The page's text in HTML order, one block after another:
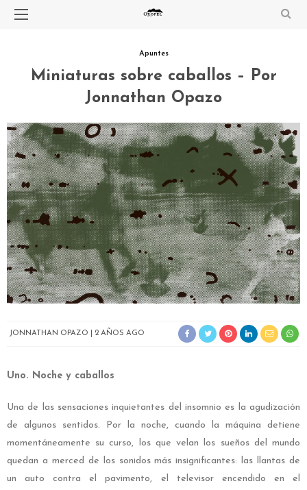
Apuntes
Miniaturas sobre caballos – Por
Jonnathan Opazo
JONNATHAN OPAZO 2 AÑOS AGO
Uno. Noche y caballos
Una de las sensaciones inquietantes del insomnio es la agudización
de algunos sentidos. Por la noche, cuando la máquina detiene
momentáneamente su curso, los que velan los sueños del mundo
quedan a merced de los sonidos más insignificantes: las llantas de
un auto contra el pavimento, el televisor encendido en el